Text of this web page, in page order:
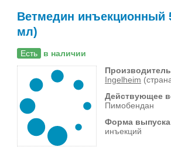
Ветмедин инъекционный
мл)
Есть в наличии
Производитель
Ingelheim
Действующее
Пимобендан
Форма выпуска
инъекций